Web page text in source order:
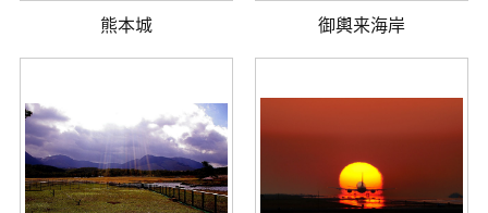
熊本城 御輿来海岸